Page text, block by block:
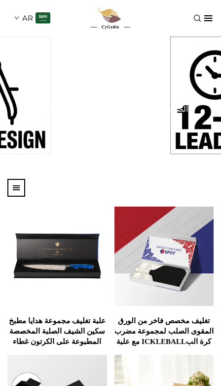
نوع الصندوق
الرئيسية
فاخر من الورق
لمجموعة مضرب
كرة البICKLEBALL مع علبة
علبة تغليف مجموعة هدايا مطبخ
سكين الشيف الصلبة المخصصة
المطبوعة على الكرتون غطاء
تحتوي على رغوة عرض